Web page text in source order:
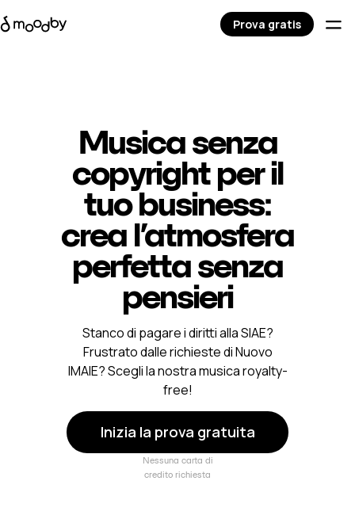
Musica senza
copyright per il
tuo business:
crea l’atmosfera
perfetta senza
pensieri
Stanco di pagare i diritti alla SIAE?
Frustrato dalle richieste di Nuovo
IMAIE? Scegli la nostra musica royalty-
free!
Inizia la prova gratuita
Nessuna carta di
credito richiesta
Prova gratis